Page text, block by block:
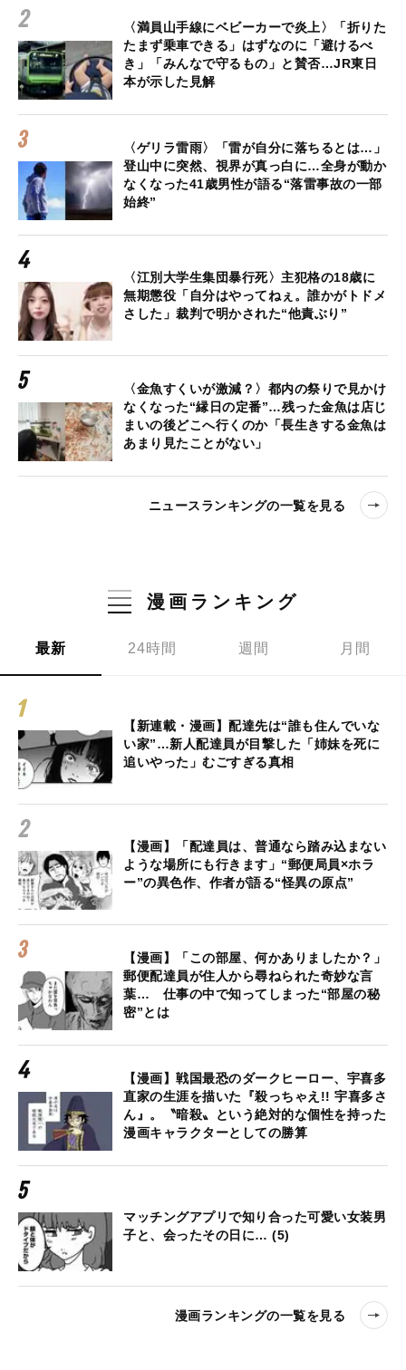
〈満員山手線にベビーカーで炎上〉「折りた
たまず乗車できる」はずなのに「避けるべ
き」「みんなで守るもの」と賛否…JR東日
本が示した見解
〈ゲリラ雷雨〉「雷が自分に落ちるとは…」
登山中に突然、視界が真っ白に…全身が動か
なくなった41歳男性が語る“落雷事故の一部
始終”
〈江別大学生集団暴行死〉主犯格の18歳に
無期懲役「自分はやってねぇ。誰かがトドメ
さした」裁判で明かされた“他責ぶり”
〈金魚すくいが激減？〉都内の祭りで見かけ
なくなった“縁日の定番”…残った金魚は店じ
まいの後どこへ行くのか「長生きする金魚は
あまり見たことがない」
ニュースランキングの一覧を見る
漫画ランキング
最新 24時間 週間 月間
【新連載・漫画】配達先は“誰も住んでいな
い家”…新人配達員が目撃した「姉妹を死に
追いやった」むごすぎる真相
【漫画】「配達員は、普通なら踏み込まない
ような場所にも行きます」“郵便局員×ホラ
ー”の異色作、作者が語る“怪異の原点”
【漫画】「この部屋、何かありましたか？」
郵便配達員が住人から尋ねられた奇妙な言
葉… 仕事の中で知ってしまった“部屋の秘
密”とは
【漫画】戦国最恐のダークヒーロー、宇喜多
直家の生涯を描いた『殺っちゃえ!! 宇喜多さ
ん』。〝暗殺〟という絶対的な個性を持った
漫画キャラクターとしての勝算
マッチングアプリで知り合った可愛い女装男
子と、会ったその日に… (5)
漫画ランキングの一覧を見る